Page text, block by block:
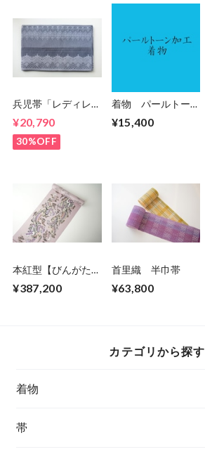
兵児帯「レディレー
ス」 5-
9kimono2024
¥20,790
30%OFF
着物 パールトーン
加工
¥15,400
本紅型【びんがた工
作 龍瑞雲宝珠
¥387,200
首里織 半巾帯
¥63,800
カテゴリから探す
着物
帯